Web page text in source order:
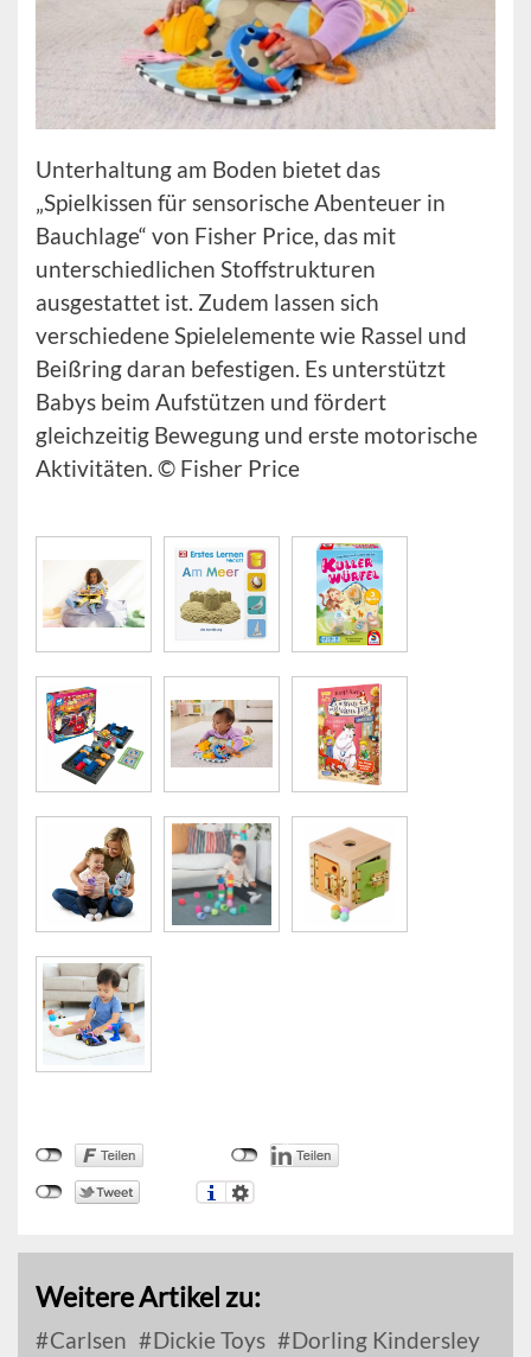
Unterhaltung am Boden bietet das
„Spielkissen für sensorische Abenteuer in
Bauchlage“ von Fisher Price, das mit
unterschiedlichen Stoffstrukturen
ausgestattet ist. Zudem lassen sich
verschiedene Spielelemente wie Rassel und
Beißring daran befestigen. Es unterstützt
Babys beim Aufstützen und fördert
gleichzeitig Bewegung und erste motorische
Aktivitäten. © Fisher Price
Weitere Artikel zu:
Carlsen Dickie Toys
Dorling Kindersley